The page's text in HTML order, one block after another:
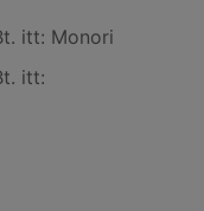
itt: Monori
itt: